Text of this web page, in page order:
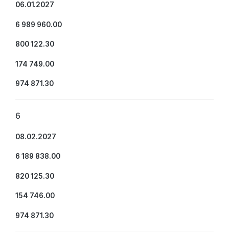
06.01.2027
6 989 960.00
800 122.30
174 749.00
974 871.30
6
08.02.2027
6 189 838.00
820 125.30
154 746.00
974 871.30